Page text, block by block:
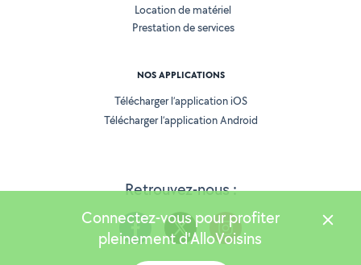
Retrouvez-nous :
Location de matériel
Prestation de services
NOS APPLICATIONS
Télécharger l’application iOS
Télécharger l’application Android
Connectez-vous pour profiter
pleinement d'AlloVoisins